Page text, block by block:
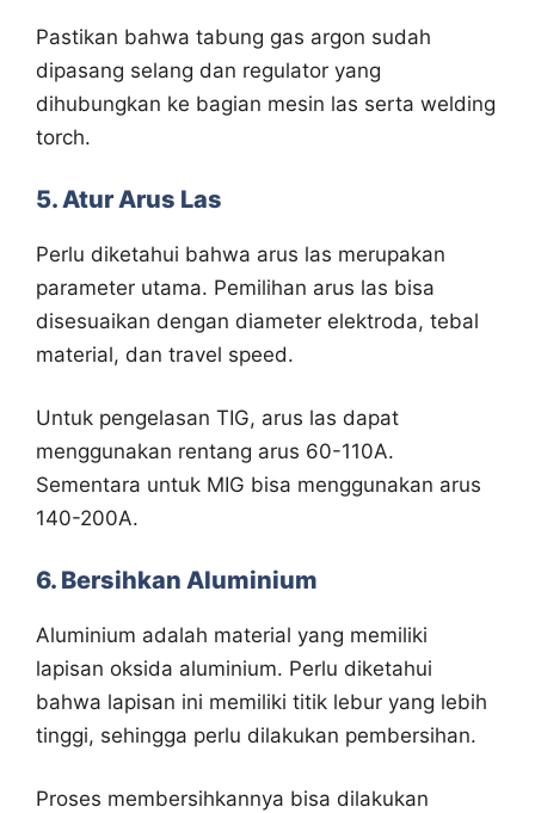
Pastikan bahwa tabung gas argon sudah
dipasang selang dan regulator yang
dihubungkan ke bagian mesin las serta welding
torch.
5. Atur Arus Las
Perlu diketahui bahwa arus las merupakan
parameter utama. Pemilihan arus las bisa
disesuaikan dengan diameter elektroda, tebal
material, dan travel speed.
Untuk pengelasan TIG, arus las dapat
menggunakan rentang arus 60-110A.
Sementara untuk MIG bisa menggunakan arus
140-200A.
6. Bersihkan Aluminium
Aluminium adalah material yang memiliki
lapisan oksida aluminium. Perlu diketahui
bahwa lapisan ini memiliki titik lebur yang lebih
tinggi, sehingga perlu dilakukan pembersihan.
Proses membersihkannya bisa dilakukan